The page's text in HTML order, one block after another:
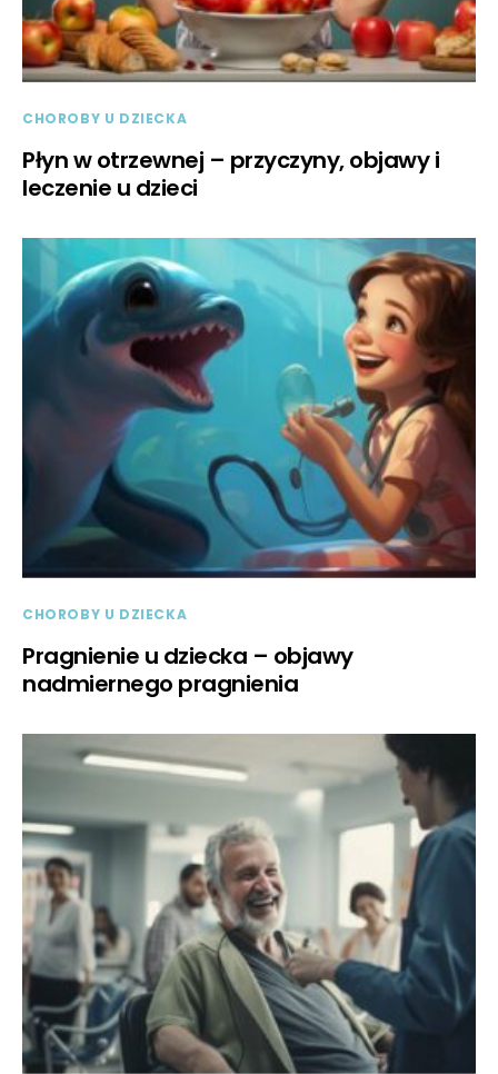
CHOROBY U DZIECKA
Płyn w otrzewnej – przyczyny, objawy i
leczenie u dzieci
CHOROBY U DZIECKA
Pragnienie u dziecka – objawy
nadmiernego pragnienia